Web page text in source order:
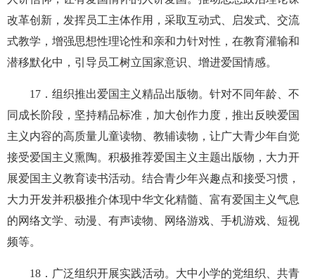
改革创新，发挥员工主体作用，采取互动式、启发式、交流
式教学，增强思想性理论性和亲和力针对性，在教育灌输和
潜移默化中，引导员工树立国家意识、增进爱国情感。
17 ．组织推出爱国主义精品出版物。针对不同年龄、不
同成长阶段，坚持精品标准，加大创作力度，推出反映爱国
主义内容的高质量儿童读物、教辅读物，让广大青少年自觉
接受爱国主义熏陶。积极推荐爱国主义主题出版物，大力开
展爱国主义教育读书活动。结合青少年兴趣点和接受习惯，
大力开发并积极推介体现中华文化精髓、富有爱国主义气息
的网络文学、动漫、有声读物、网络游戏、手机游戏、短视
频等。
18 ．广泛组织开展实践活动。大中小学的党组织、共青